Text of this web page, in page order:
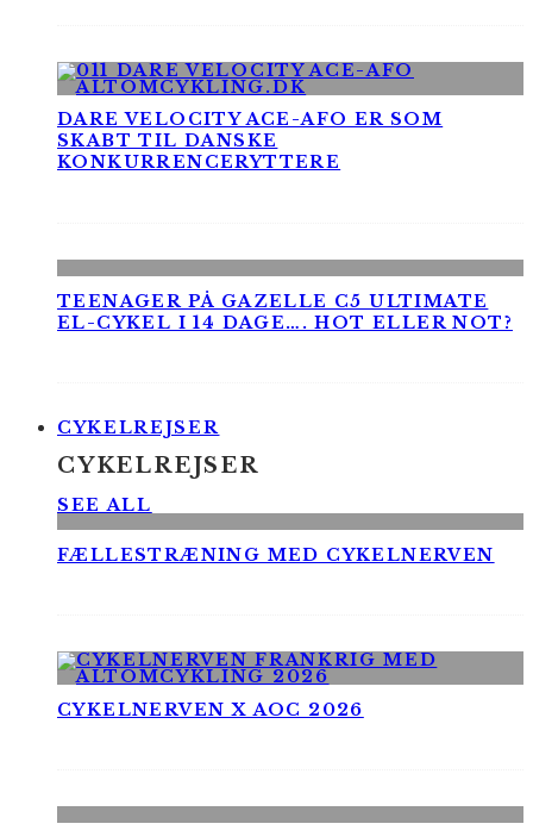
DARE VELOCITY ACE-AFO ER SOM
SKABT TIL DANSKE
KONKURRENCERYTTERE
TEENAGER PÅ GAZELLE C5 ULTIMATE
EL-CYKEL I 14 DAGE…. HOT ELLER NOT?
CYKELREJSER
CYKELREJSER
SEE ALL
FÆLLESTRÆNING MED CYKELNERVEN
CYKELNERVEN X AOC 2026